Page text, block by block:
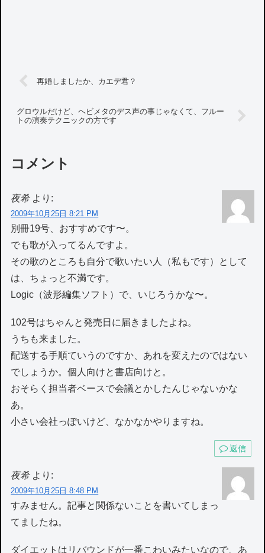
再婚しましたか、カエデ君？
グロウルだけど、ヘビメタのデス声の事じゃなくて、フルー
トの演奏テクニックの方です
コメント
夜希 より:
2009年10月25日 8:21 PM
別冊19号、おすすめです〜。
でも歌が入ってるんですよ。
その歌のところも自分で歌いたい人（私もです）として
は、ちょっと不満です。
Logic（波形編集ソフト）で、いじろうかな〜。
102号はちゃんと発売日に届きましたよね。
うちも来ました。
配送する手順ていうのですか、あれを変えたのではない
でしょうか。個人向けと書店向けと。
おそらく担当者ベースで会議とかしたんじゃないかな
あ。
小さい会社っぽいけど、なかなかやりますね。
返信
夜希 より:
2009年10月25日 8:48 PM
すみません。記事と関係ないことを書いてしまっ
てましたね。
ダイエットはリバウンドが一番こわいみたいなので、あ